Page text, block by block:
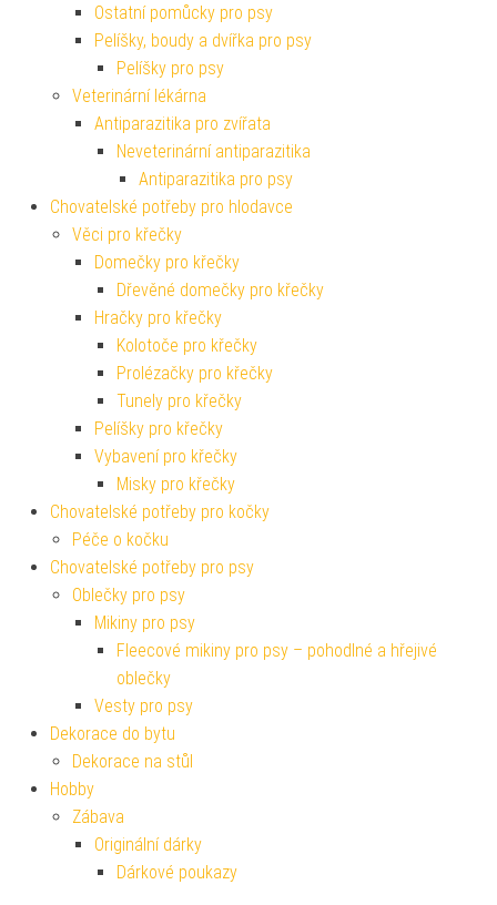
Ostatní pomůcky pro psy
Pelíšky, boudy a dvířka pro psy
Pelíšky pro psy
Veterinární lékárna
Antiparazitika pro zvířata
Neveterinární antiparazitika
Antiparazitika pro psy
Chovatelské potřeby pro hlodavce
Věci pro křečky
Domečky pro křečky
Dřevěné domečky pro křečky
Hračky pro křečky
Kolotoče pro křečky
Prolézačky pro křečky
Tunely pro křečky
Pelíšky pro křečky
Vybavení pro křečky
Misky pro křečky
Chovatelské potřeby pro kočky
Péče o kočku
Chovatelské potřeby pro psy
Oblečky pro psy
Mikiny pro psy
Fleecové mikiny pro psy – pohodlné a hřejivé
oblečky
Vesty pro psy
Dekorace do bytu
Dekorace na stůl
Hobby
Zábava
Originální dárky
Dárkové poukazy